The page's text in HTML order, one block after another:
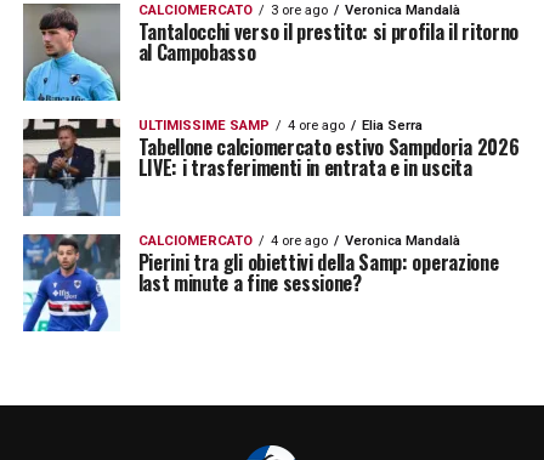
CALCIOMERCATO 3 ore ago Veronica Mandalà
Tantalocchi verso il prestito: si profila il ritorno
al Campobasso
ULTIMISSIME SAMP 4 ore ago Elia Serra
Tabellone calciomercato estivo Sampdoria 2026
LIVE: i trasferimenti in entrata e in uscita
CALCIOMERCATO 4 ore ago Veronica Mandalà
Pierini tra gli obiettivi della Samp: operazione
last minute a fine sessione?